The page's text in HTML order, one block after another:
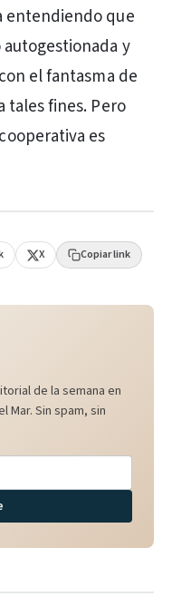
entendiendo que
y
el fantasma de
tales fines. Pero
es
X Copiar link
de la semana en
Mar. Sin spam, sin